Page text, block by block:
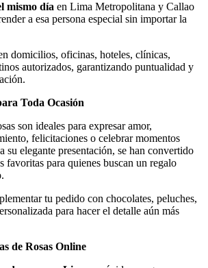
mismo día en Lima Metropolitana y Callao
a esa persona especial sin importar la
domicilios, oficinas, hoteles, clínicas,
autorizados, garantizando puntualidad y
Toda Ocasión
son ideales para expresar amor,
felicitaciones o celebrar momentos
su elegante presentación, se han convertido
favoritas para quienes buscan un regalo
tu pedido con chocolates, peluches,
para hacer el detalle aún más
de Rosas Online